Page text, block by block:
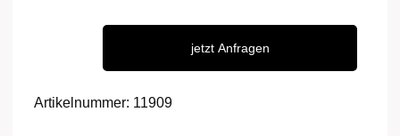
jetzt Anfragen
Artikelnummer: 11909